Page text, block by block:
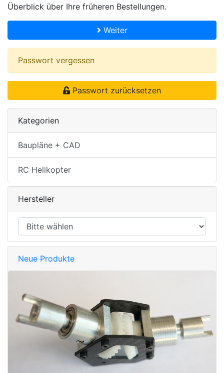
Überblick über Ihre früheren Bestellungen.
Weiter
Passwort vergessen
Passwort zurücksetzen
Kategorien
Baupläne + CAD
RC Helikopter
Hersteller
Neue Produkte